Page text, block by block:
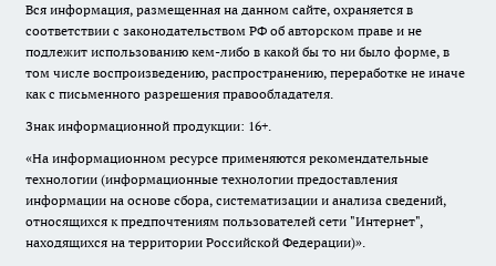
Вся информация, размещенная на данном сайте, охраняется в
соответствии с законодательством РФ об авторском праве и не
подлежит использованию кем-либо в какой бы то ни было форме, в
том числе воспроизведению, распространению, переработке не иначе
как с письменного разрешения правообладателя.
Знак информационной продукции: 16+.
«На информационном ресурсе применяются рекомендательные
технологии (информационные технологии предоставления
информации на основе сбора, систематизации и анализа сведений,
относящихся к предпочтениям пользователей сети "Интернет",
находящихся на территории Российской Федерации)».